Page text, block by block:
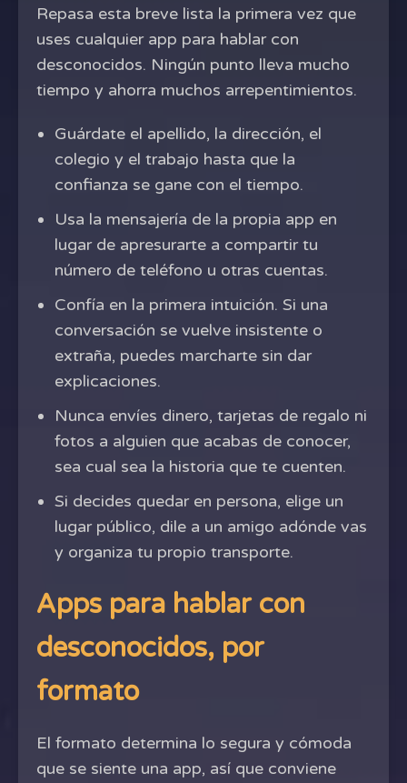
Repasa esta breve lista la primera vez que
uses cualquier app para hablar con
desconocidos. Ningún punto lleva mucho
tiempo y ahorra muchos arrepentimientos.
Guárdate el apellido, la dirección, el
colegio y el trabajo hasta que la
confianza se gane con el tiempo.
Usa la mensajería de la propia app en
lugar de apresurarte a compartir tu
número de teléfono u otras cuentas.
Confía en la primera intuición. Si una
conversación se vuelve insistente o
extraña, puedes marcharte sin dar
explicaciones.
Nunca envíes dinero, tarjetas de regalo ni
fotos a alguien que acabas de conocer,
sea cual sea la historia que te cuenten.
Si decides quedar en persona, elige un
lugar público, dile a un amigo adónde vas
y organiza tu propio transporte.
Apps para hablar con
desconocidos, por
formato
El formato determina lo segura y cómoda
que se siente una app, así que conviene